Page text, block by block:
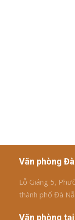
Văn phòng
Lỗ Giáng 5,
thành phố Đà
Văn phòng